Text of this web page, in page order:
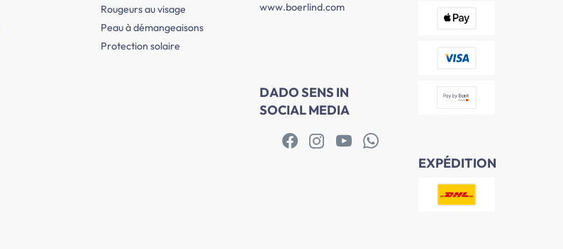
Rougeurs au visage
Peau à démangeaisons
Protection solaire
www.boerlind.com
DADO SENS IN
SOCIAL MEDIA
EXPÉDITION